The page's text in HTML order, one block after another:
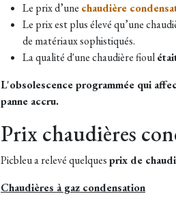
Le prix d’une chaudière
Le prix est plus élevé qu’une
de matériaux sophistiqués.
La qualité d'une chaudière fioul
L'obsolescence programmée qui
panne accru.
Prix chaudières
Picbleu a relevé quelquesprix de
Chaudières à gaz condensation